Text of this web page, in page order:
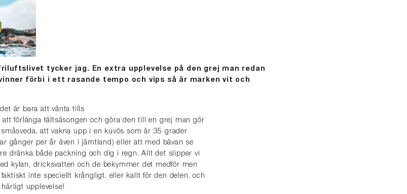
tycker jag. En extra upplevelse på den grej man redan
förbi i ett rasande tempo och vips så är marken vit och
är bara att vänta tills
förlänga tältsäsongen och göra den till en grej man gör
att vakna upp i en kuvös som är 35 grader
gånger per år även i jämtland) eller att med bävan se
dränka både packning och dig i regn. Allt det slipper vi
kylan, dricksvatten och de bekymmer det medför men
inte speciellt krångligt, eller kallt för den delen, och
upplevelse!